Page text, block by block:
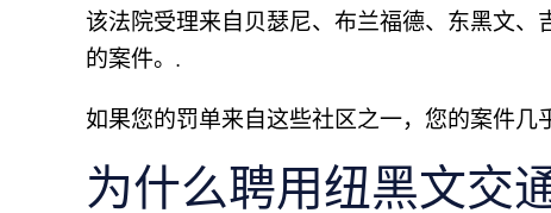
该法院受理来自贝瑟尼、布兰福德、东黑文
的案件。.
如果您的罚单来自这些社区之一，您的案件几
为什么聘用纽黑文交